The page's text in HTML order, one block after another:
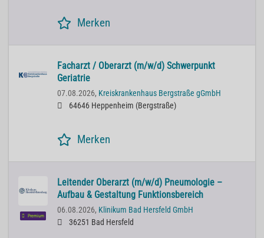
Merken
Facharzt / Oberarzt (m/w/d) Schwerpunkt
Geriatrie
07.08.2026, Kreiskrankenhaus Bergstraße gGmbH
64646 Heppenheim (Bergstraße)
Merken
Premium
Leitender Oberarzt (m/w/d) Pneumologie –
Aufbau & Gestaltung Funktionsbereich
06.08.2026, Klinikum Bad Hersfeld GmbH
36251 Bad Hersfeld